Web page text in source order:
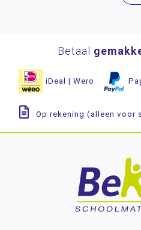
Betaal
iDeal | Wero
Op rekening (alleen